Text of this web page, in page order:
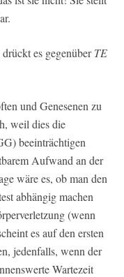
es gegenüberTE
und Genesenen zu
weil dies die
beeinträchtigen
Aufwand an der
wäre es, ob man den
abhängig machen
(wenn
es auf den ersten
jedenfalls, wenn der
Wartezeit